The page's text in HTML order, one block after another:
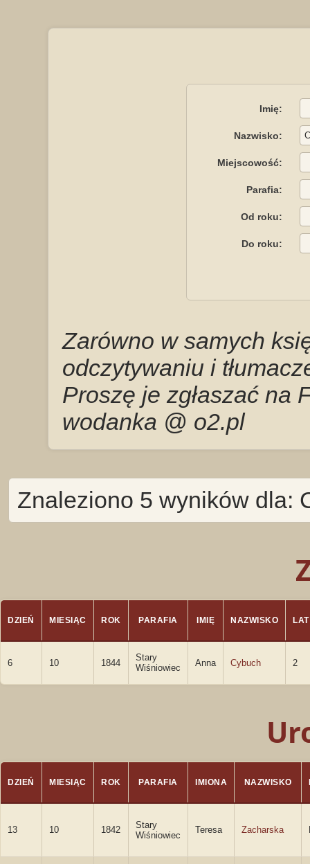
Imię:
Nazwisko:
Miejscowość:
Parafia:
Od roku:
Do roku:
Zarówno w samych
odczytywaniu i
Proszę je zgłaszać na
wodanka @ o2.pl
Znaleziono 5 wyników dla:
DZIEŃ MIESIĄC ROK PARAFIA IMIĘ NAZWISKO LAT
6 10 1844
Stary
Wiśniowiec
Anna Cybuch 2
DZIEŃ MIESIĄC ROK PARAFIA IMIONA NAZWISKO
13 10 1842
Stary
Wiśniowiec
Teresa Zacharska